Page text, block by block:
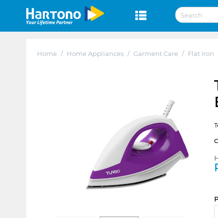
Home / Home Appliances / Garment Care / Flat Iron